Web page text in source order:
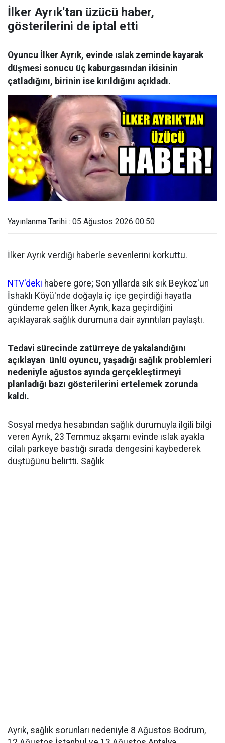
İlker Ayrık'tan üzücü haber,
gösterilerini de iptal etti
Oyuncu İlker Ayrık, evinde ıslak zeminde kayarak
düşmesi sonucu üç kaburgasından ikisinin
çatladığını, birinin ise kırıldığını açıkladı.
Yayınlanma Tarihi : 05 Ağustos 2026 00:50
İlker Ayrık verdiği haberle sevenlerini korkuttu.
NTV'deki habere göre; Son yıllarda sık sık Beykoz'un
İshaklı Köyü'nde doğayla iç içe geçirdiği hayatla
gündeme gelen İlker Ayrık, kaza geçirdiğini
açıklayarak sağlık durumuna dair ayrıntıları paylaştı.
Tedavi sürecinde zatürreye de yakalandığını
açıklayan ünlü oyuncu, yaşadığı sağlık problemleri
nedeniyle ağustos ayında gerçekleştirmeyi
planladığı bazı gösterilerini ertelemek zorunda
kaldı.
Sosyal medya hesabından sağlık durumuyla ilgili bilgi
veren Ayrık, 23 Temmuz akşamı evinde ıslak ayakla
cilalı parkeye bastığı sırada dengesini kaybederek
düştüğünü belirtti. Sağlık
Ayrık, sağlık sorunları nedeniyle 8 Ağustos Bodrum,